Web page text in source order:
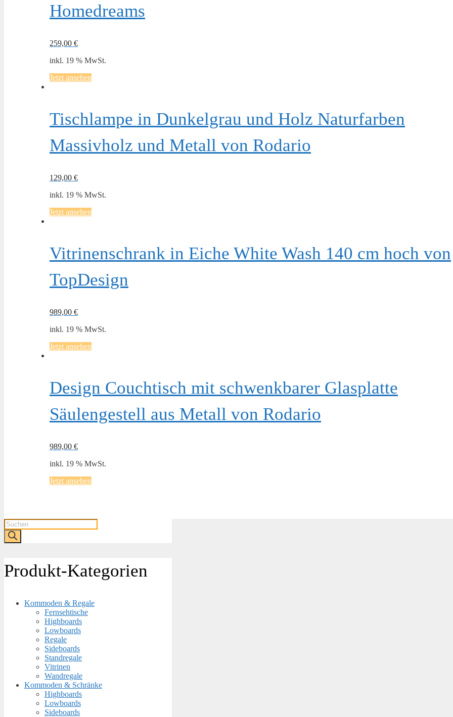
Homedreams
259,00 €
inkl. 19 % MwSt.
Jetzt ansehen
Tischlampe in Dunkelgrau und Holz Naturfarben
Massivholz und Metall von Rodario
129,00 €
inkl. 19 % MwSt.
Jetzt ansehen
Vitrinenschrank in Eiche White Wash 140 cm hoch von
TopDesign
989,00 €
inkl. 19 % MwSt.
Jetzt ansehen
Design Couchtisch mit schwenkbarer Glasplatte
Säulengestell aus Metall von Rodario
989,00 €
inkl. 19 % MwSt.
Jetzt ansehen
Products
search
Produkt-Kategorien
Kommoden & Regale
Fernsehtische
Highboards
Lowboards
Regale
Sideboards
Standregale
Vitrinen
Wandregale
Kommoden & Schränke
Highboards
Lowboards
Sideboards